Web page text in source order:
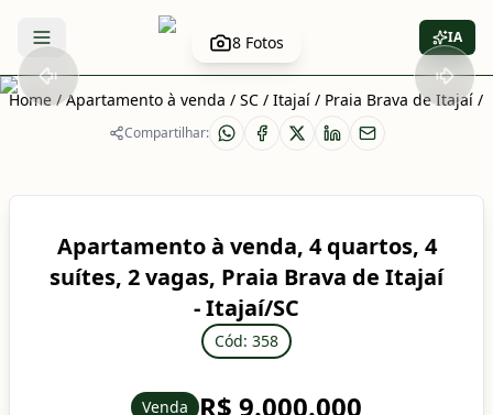
Abrir menu IA
8 Fotos
Home / Apartamento à venda / SC / Itajaí / Praia Brava de Itajaí /
Compartilhar:
Apartamento à venda, 4 quartos, 4
suítes, 2 vagas, Praia Brava de Itajaí
- Itajaí/SC
Cód: 358
Venda R$ 9.000.000